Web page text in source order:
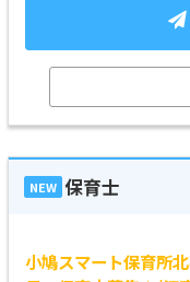
NEW 保育士
小鳩スマート保育所